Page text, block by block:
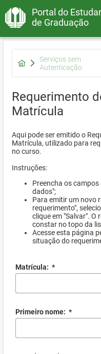
Portal do
de Graduação
Serviços sem
Autenticação
Requerimento
Matrícula
Aqui pode ser emitido o
Matrícula, utilizado para
no curso.
Instruções:
Preencha os
dados";
Para emitir um novo
requerimento",
clique em "Salvar". O
constar no topo da
Acesse esta página
situação do
Matrícula: *
Primeiro nome: *